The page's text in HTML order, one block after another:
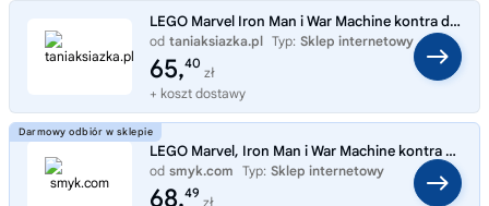
LEGO Marvel Iron Man i War Machine kontra drony Hammera 76320
od taniaksiazka.pl Typ: Sklep internetowy
65,40
zł
+ koszt dostawy
LEGO Marvel, Iron Man i War Machine kontra drony Hammera, 76320
od smyk.com Typ: Sklep internetowy
68,49
zł